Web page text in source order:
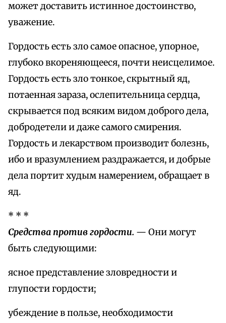
может доставить истинное достоинство,
уважение.
Гордость есть зло самое опасное, упорное,
глубоко вкореняющееся, почти неисцелимое.
Гордость есть зло тонкое, скрытный яд,
потаенная зараза, ослепительница сердца,
скрывается под всяким видом доброго дела,
добродетели и даже самого смирения.
Гордость и лекарством производит болезнь,
ибо и вразумлением раздражается, и добрые
дела портит худым намерением, обращает в
яд.
* * *
Средства против гордости. — Они могут
быть следующими:
ясное представление зловредности и
глупости гордости;
убеждение в пользе, необходимости